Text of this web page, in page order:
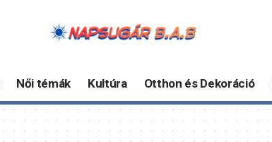
Női témák Kultúra Otthon és Dekoráció